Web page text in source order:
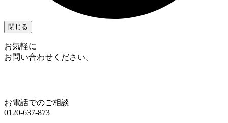
閉じる
お気軽に
お問い合わせください。
お電話でのご相談
0120-637-873